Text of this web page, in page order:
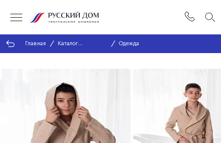
Главная
Каталог
продукции
Одежда